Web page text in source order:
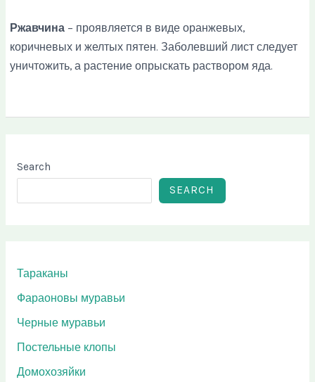
Search
SEARCH
Тараканы
Фараоновы муравьи
Черные муравьи
Постельные клопы
Домохозяйки
Ржавчина– проявляется в виде оранжевых,
коричневых и желтых пятен. Заболевший лист следует
уничтожить, а растение опрыскать раствором яда.